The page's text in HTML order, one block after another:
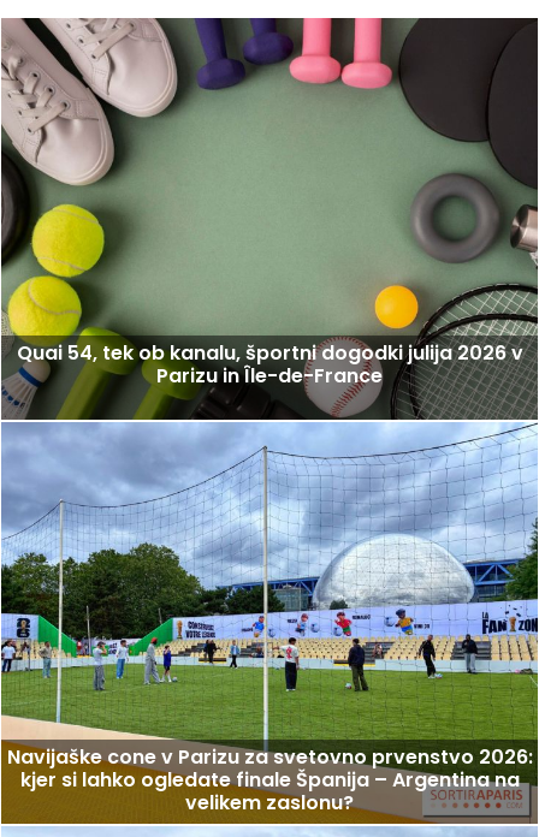
Quai 54, tek ob kanalu, športni dogodki julija 2026 v
Parizu in Île-de-France
Navijaške cone v Parizu za svetovno prvenstvo 2026:
kjer si lahko ogledate finale Španija – Argentina na
velikem zaslonu?